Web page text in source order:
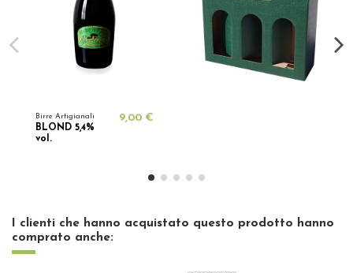
Birre Artigianali
BLOND 5,4%
vol.
9,00 €
I clienti che hanno acquistato questo prodotto hanno
comprato anche: